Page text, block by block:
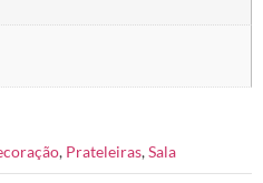
, Prateleiras,Sala